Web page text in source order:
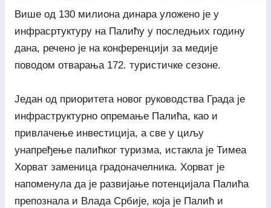
Више од 130 милиона динара уложено је у
инфрасртуктуру на Палићу у последњих годину
дана, речено је на конференцији за медије
поводом отварања 172. туристичке сезоне.
Један од приоритета новог руководства Града је
инфраструктурно опремање Палића, као и
привлачење инвестиција, а све у циљу
унапређење палићког туризма, истакла је Тимеа
Хорват заменица градоначелника. Хорват је
напоменула да је развијање потенцијала Палића
препознала и Влада Србије, која је Палић и